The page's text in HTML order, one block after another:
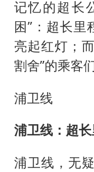
记忆的超长
困”：超长里
亮起红灯；
割舍”的乘客们
浦卫线
浦卫线：超
浦卫线，无